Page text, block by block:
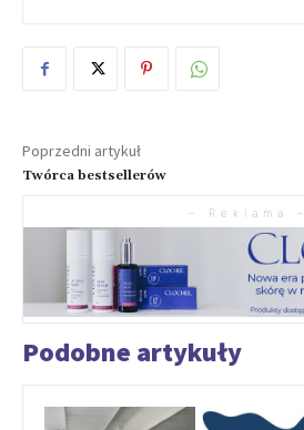
Poprzedni artykuł
Twórca bestsellerów
– Reklama –
Podobne artykuły